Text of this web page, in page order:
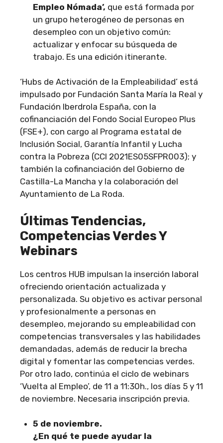
Empleo Nómada’, que está formada por
un grupo heterogéneo de personas en
desempleo con un objetivo común:
actualizar y enfocar su búsqueda de
trabajo. Es una edición itinerante.
‘Hubs de Activación de la Empleabilidad’ está
impulsado por Fundación Santa María la Real y
Fundación Iberdrola España, con la
cofinanciación del Fondo Social Europeo Plus
(FSE+), con cargo al Programa estatal de
Inclusión Social, Garantía Infantil y Lucha
contra la Pobreza (CCI 2021ES05SFPR003); y
también la cofinanciación del Gobierno de
Castilla-La Mancha y la colaboración del
Ayuntamiento de La Roda.
Últimas Tendencias,
Competencias Verdes Y
Webinars
Los centros HUB impulsan la inserción laboral
ofreciendo orientación actualizada y
personalizada. Su objetivo es activar personal
y profesionalmente a personas en
desempleo, mejorando su empleabilidad con
competencias transversales y las habilidades
demandadas, además de reducir la brecha
digital y fomentar las competencias verdes.
Por otro lado, continúa el ciclo de webinars
‘Vuelta al Empleo’, de 11 a 11:30h., los días 5 y 11
de noviembre. Necesaria inscripción previa.
5 de noviembre.
¿En qué te puede ayudar la